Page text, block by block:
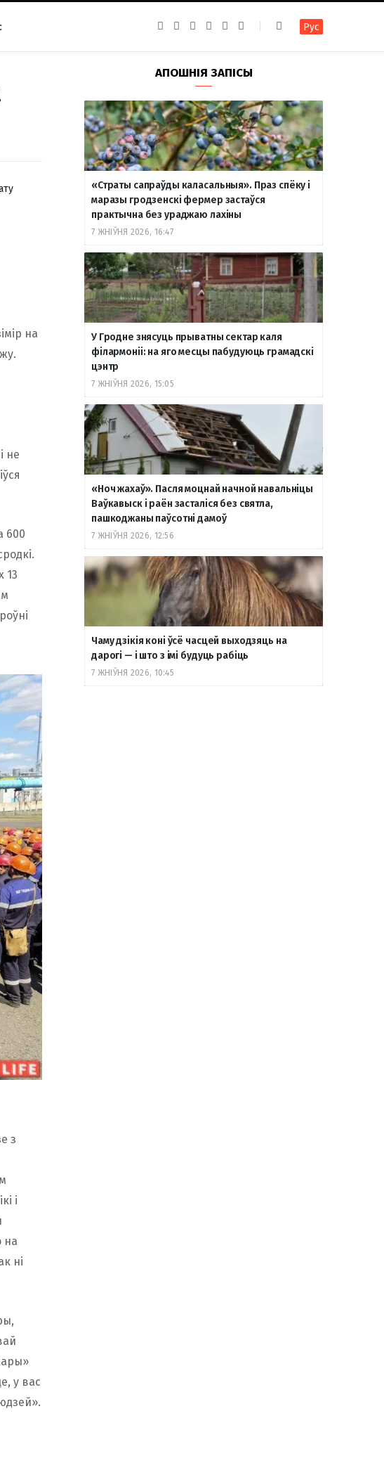
b
o
k
a
g
a
m
g
r
a
m
u
b
т
а
т
е
Рус
на
не
600
13
з
і
на
ні
у вас
АПОШНІЯ ЗАПІСЫ
«Страты сапраўды каласальныя». Праз спёку і
маразы гродзенскі фермер застаўся
практычна без ураджаю лахіны
7 ЖНІЎНЯ 2026, 16:47
У Гродне знясуць прыватны сектар каля
філармоніі: на яго месцы пабудуюць грамадскі
цэнтр
7 ЖНІЎНЯ 2026, 15:05
«Ноч жахаў». Пасля моцнай начной навальніцы
Ваўкавыск і раён засталіся без святла,
пашкоджаны паўсотні дамоў
7 ЖНІЎНЯ 2026, 12:56
Чаму дзікія коні ўсё часцей выходзяць на
дарогі — і што з імі будуць рабіць
7 ЖНІЎНЯ 2026, 10:45